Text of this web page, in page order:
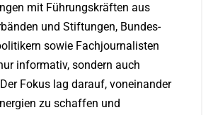
mit Führungskräften aus
und Stiftungen, Bundes-
sowie Fachjournalisten
informativ, sondern auch
Fokus lag darauf, voneinander
zu schaffen und